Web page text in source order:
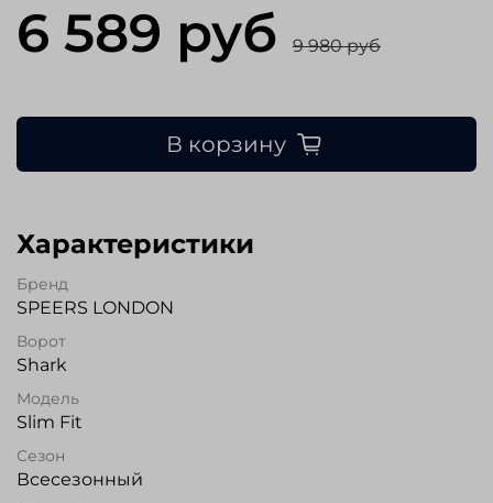
6 589 руб 9 980 руб
В корзину
Характеристики
Бренд
SPEERS LONDON
Ворот
Shark
Модель
Slim Fit
Сезон
Всесезонный